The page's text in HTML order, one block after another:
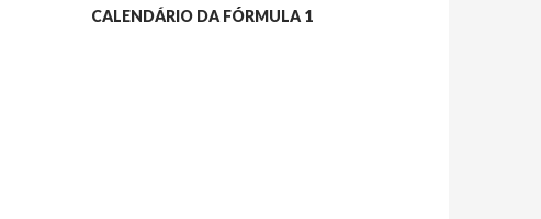
CALENDÁRIO DA FÓRMULA 1